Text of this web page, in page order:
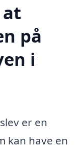
på
i
er en
kan have en